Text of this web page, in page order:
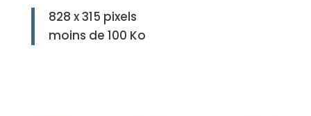
828 x 315 pixels
moins de 100 Ko